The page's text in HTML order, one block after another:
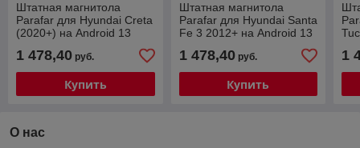
Штатная магнитола
Parafar для Hyundai Creta
(2020+) на Android 13
1 478,40 руб.
Купить
Штатная магнитола
Parafar для Hyundai Santa
Fe 3 2012+ на Android 13
комплектация HI-TECH
1 478,40руб.
Купить
1
О нас